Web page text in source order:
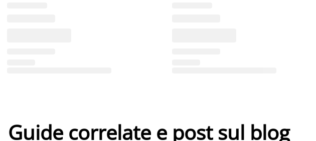
Guide correlate e post sul blog